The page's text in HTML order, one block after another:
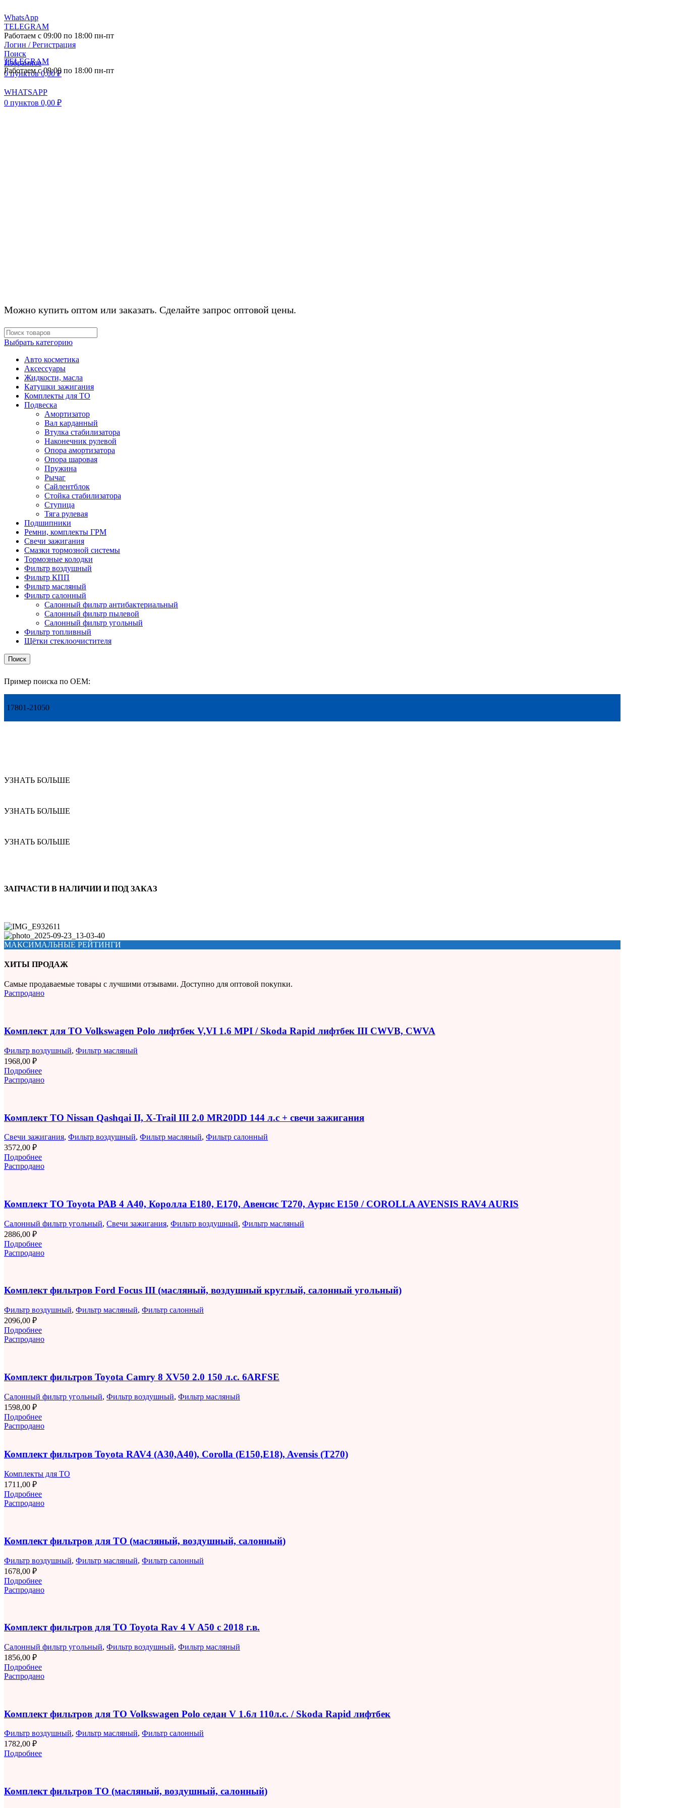
WhatsApp
TELEGRAM
Работаем с 09:00 по 18:00 пн-пт
Логин / Регистрация
Поиск
Избранное
0пунктов 0,00₽
WHATSAPP
0 пунктов 0,00 ₽
TELEGRAM
Работаем с 09:00 по 18:00 пн-пт
Можно купить оптом или заказать. Сделайте запрос оптовой цены.
Выбрать категорию
Авто косметика
Аксессуары
Жидкости, масла
Катушки зажигания
Комплекты для ТО
Подвеска
Амортизатор
Вал карданный
Втулка стабилизатора
Наконечник рулевой
Опора амортизатора
Опора шаровая
Пружина
Рычаг
Сайлентблок
Стойка стабилизатора
Ступица
Тяга рулевая
Подшипники
Ремни, комплекты ГРМ
Свечи зажигания
Смазки тормозной системы
Тормозные колодки
Фильтр воздушный
Фильтр КПП
Фильтр масляный
Фильтр салонный
Салонный фильтр антибактериальный
Салонный фильтр пылевой
Салонный фильтр угольный
Фильтр топливный
Щётки стеклоочистителя
Поиск
Пример поиска по OEM:
17801-21050
УЗНАТЬ БОЛЬШЕ
УЗНАТЬ БОЛЬШЕ
УЗНАТЬ БОЛЬШЕ
ЗАПЧАСТИ В НАЛИЧИИ И ПОД ЗАКАЗ
МАКСИМАЛЬНЫЕ РЕЙТИНГИ
ХИТЫ ПРОДАЖ
Самые продаваемые товары с лучшими отзывами. Доступно для оптовой покупки.
Распродано
Комплект для ТО Volkswagen Polo лифтбек V,VI 1.6 MPI / Skoda Rapid лифтбек III CWVB, CWVA
Фильтр воздушный, Фильтр масляный
1968,00 ₽
Подробнее
Распродано
Комплект ТО Nissan Qashqai II, X-Trail III 2.0 MR20DD 144 л.с + свечи зажигания
Свечи зажигания, Фильтр воздушный, Фильтр масляный, Фильтр салонный
3572,00 ₽
Подробнее
Распродано
Комплект ТО Toyota РАВ 4 A40, Королла E180, E170, Авенсис T270, Аурис E150 / COROLLA AVENSIS RAV4 AURIS
Салонный фильтр угольный, Свечи зажигания, Фильтр воздушный, Фильтр масляный
2886,00 ₽
Подробнее
Распродано
Комплект фильтров Ford Focus III (масляный, воздушный круглый, салонный угольный)
Фильтр воздушный, Фильтр масляный, Фильтр салонный
2096,00 ₽
Подробнее
Распродано
Комплект фильтров Toyota Camry 8 XV50 2.0 150 л.с. 6ARFSE
Салонный фильтр угольный, Фильтр воздушный, Фильтр масляный
1598,00 ₽
Подробнее
Распродано
Комплект фильтров Toyota RAV4 (A30,A40), Corolla (E150,E18), Avensis (T270)
Комплекты для ТО
1711,00 ₽
Подробнее
Распродано
Комплект фильтров для ТО (масляный, воздушный, салонный)
Фильтр воздушный, Фильтр масляный, Фильтр салонный
1678,00 ₽
Подробнее
Распродано
Комплект фильтров для ТО Toyota Rav 4 V A50 с 2018 г.в.
Салонный фильтр угольный, Фильтр воздушный, Фильтр масляный
1856,00 ₽
Подробнее
Распродано
Комплект фильтров для ТО Volkswagen Polo седан V 1.6л 110л.с. / Skoda Rapid лифтбек
Фильтр воздушный, Фильтр масляный, Фильтр салонный
1782,00 ₽
Подробнее
Комплект фильтров ТО (масляный, воздушный, салонный)